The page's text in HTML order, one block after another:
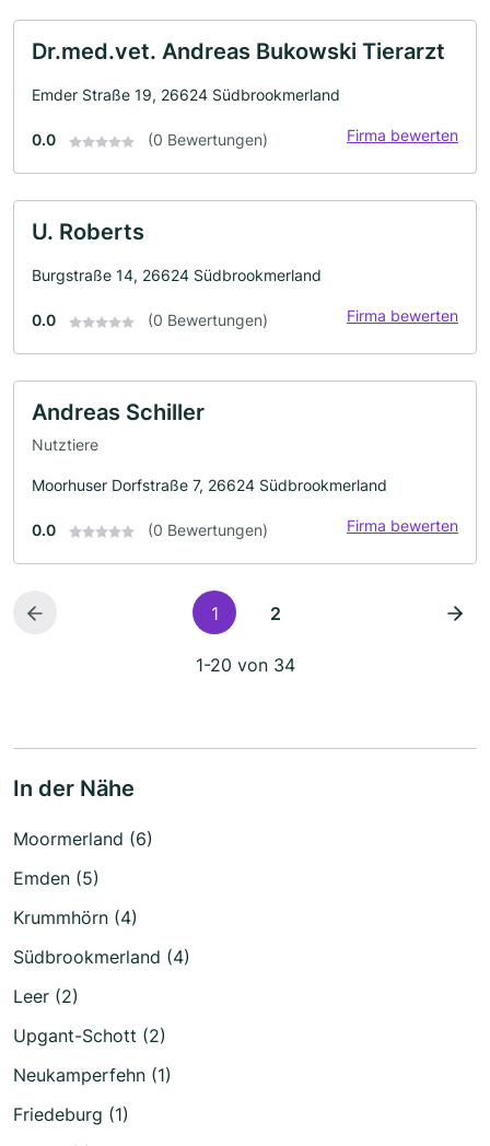
Dr.med.vet. Andreas Bukowski Tierarzt
Emder Straße 19, 26624 Südbrookmerland
0.0 (0 Bewertungen) Firma bewerten
U. Roberts
Burgstraße 14, 26624 Südbrookmerland
0.0 (0 Bewertungen) Firma bewerten
Andreas Schiller
Nutztiere
Moorhuser Dorfstraße 7, 26624 Südbrookmerland
0.0 (0 Bewertungen) Firma bewerten
1 2
1-20 von 34
In der Nähe
Moormerland (6)
Emden (5)
Krummhörn (4)
Südbrookmerland (4)
Leer (2)
Upgant-Schott (2)
Neukamperfehn (1)
Friedeburg (1)